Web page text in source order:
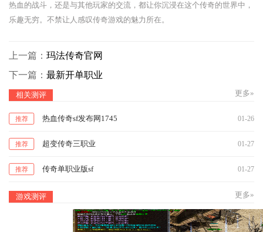
热血的战斗，还是与其他玩家的交流，都让你沉浸在这个传奇的世界中，
乐趣无穷。不禁让人感叹传奇游戏的魅力所在。
上一篇： 玛法传奇官网
下一篇： 最新开单职业
相关测评 更多»
推荐 热血传奇sf发布网1745 01-26
推荐 超变传奇三职业 01-27
推荐 传奇单职业版sf 01-27
游戏测评 更多»